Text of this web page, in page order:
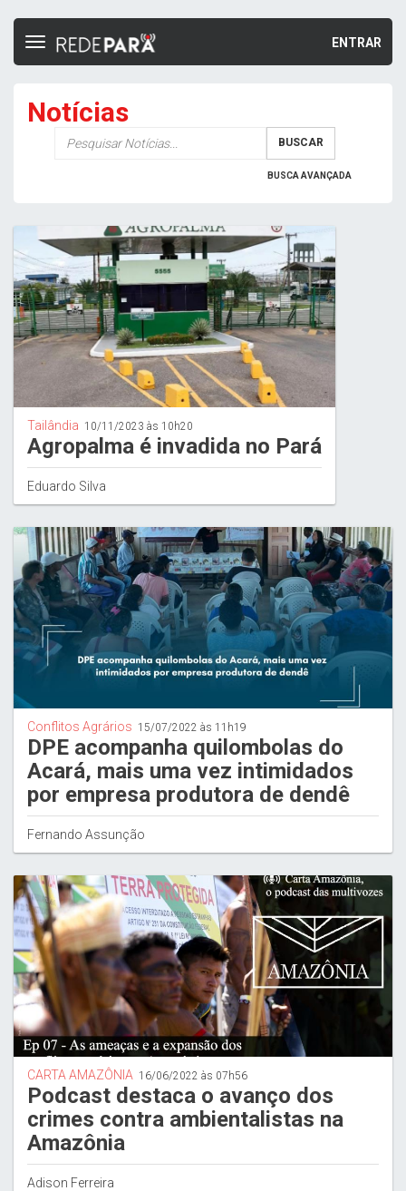
ENTRAR
Toggle
Notícias
BUSCAR
BUSCA AVANÇADA
Tailândia 10/11/2023 às 10h20
Agropalma é invadida no Pará
Eduardo Silva
Conflitos Agrários 15/07/2022 às 11h19
DPE acompanha quilombolas do
Acará, mais uma vez intimidados
por empresa produtora de dendê
Fernando Assunção
CARTA AMAZÔNIA 16/06/2022 às 07h56
Podcast destaca o avanço dos
crimes contra ambientalistas na
Amazônia
Adison Ferreira